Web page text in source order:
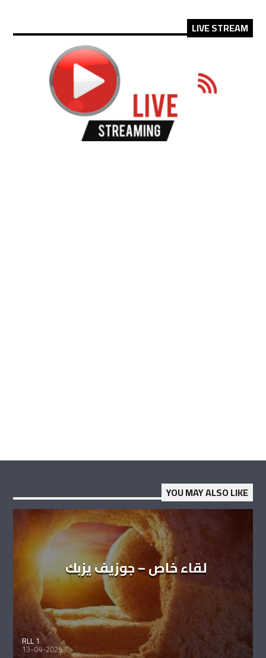
LIVE STREAM
YOU MAY ALSO LIKE
لقاء خاص – جوزيف يزبك
RLL 1
13-04-2026